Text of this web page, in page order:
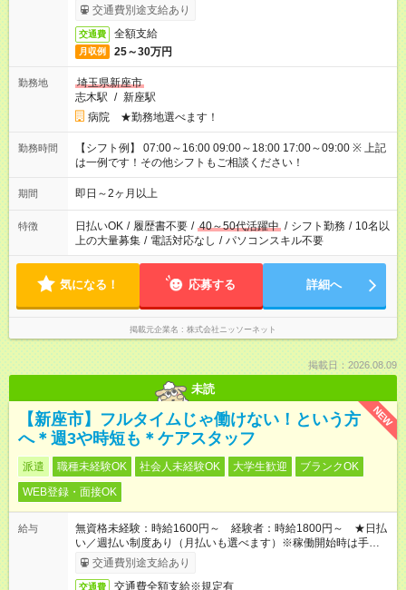
交通費別途支給あり
交通費 全額支給
月収例 25～30万円
勤務地
埼玉県新座市
志木駅 / 新座駅
病院 ★勤務地選べます！
勤務時間
【シフト例】 07:00～16:00 09:00～18:00 17:00～09:00 ※ 上記
は一例です！その他シフトもご相談ください！
期間 即日～2ヶ月以上
特徴 日払いOK / 履歴書不要 / 40～50代活躍中 / シフト勤務 / 10名以
上の大量募集 / 電話対応なし / パソコンスキル不要
気になる！ 応募する 詳細へ
掲載元企業名 株式会社ニッソーネット
掲載日：2026.08.09
未読
NEW
【新座市】フルタイムじゃ働けない！という方
へ＊週3や時短も＊ケアスタッフ
派遣 職種未経験OK 社会人未経験OK 大学生歓迎
ブランクOK
WEB登録・面接OK
給与
無資格未経験：時給1600円～ 経験者：時給1800円～ ★日払
い／週払い制度あり（月払いも選べます）※稼働開始時は手続き
完了次第のお支払いとなります。
交通費別途支給あり
交通費 交通費全額支給※規定有